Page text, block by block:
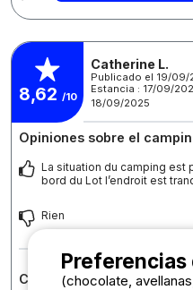
8,62 /10
Catherine L.
Publicado el 19/09/
Estancia : 17/09/
18/09/2025
Opiniones sobre el
La situation du camping est
bord du Lot l’endroit est
Rien
Comentario sobre el
Preferencias
(chocolate,